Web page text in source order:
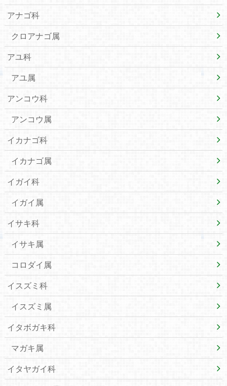
アナゴ科
クロアナゴ属
アユ科
アユ属
アンコウ科
アンコウ属
イカナゴ科
イカナゴ属
イガイ科
イガイ属
イサキ科
イサキ属
コロダイ属
イスズミ科
イスズミ属
イタボガキ科
マガキ属
イタヤガイ科